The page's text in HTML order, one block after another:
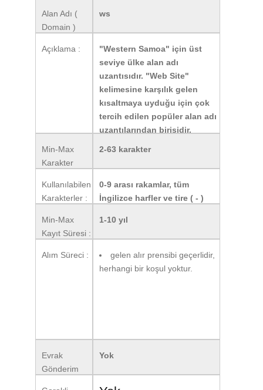
Alan Adı (
Domain )
ws
Açıklama :
"Western Samoa" için üst
seviye ülke alan adı
uzantısıdır. "Web Site"
kelimesine karşılık gelen
kısaltmaya uyduğu için çok
tercih edilen popüler alan adı
uzantılarından birisidir.
Min-Max
Karakter
2-63 karakter
Kullanılabilen
Karakterler :
0-9 arası rakamlar, tüm
İngilizce harfler ve tire ( - )
Min-Max
Kayıt Süresi :
1-10 yıl
Alım Süreci :
gelen alır prensibi geçerlidir,
herhangi bir koşul yoktur.
Evrak
Gönderim
Yok